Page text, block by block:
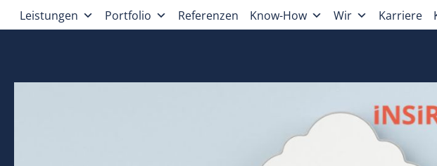
Leistungen Portfolio Referenzen Know-How Wir Karriere